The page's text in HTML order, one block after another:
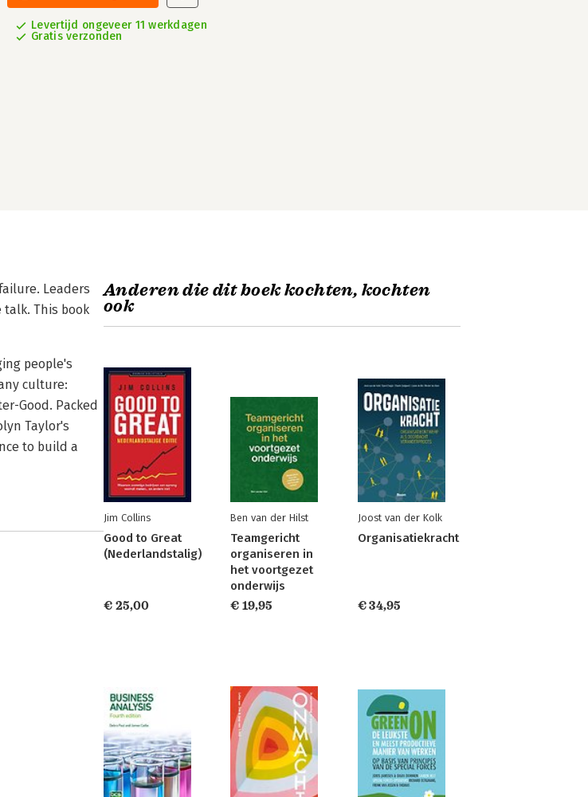
Levertijd ongeveer 11 werkdagen
Gratis verzonden
Leaders
This book
people's
culture:
Good. Packed
Taylor's
to build a
Anderen die dit boek kochten, kochten
ook
Jim Collins
Good to Great
(Nederlandstalig)
€ 25,00
Ben van der Hilst
Teamgericht
organiseren in
het voortgezet
onderwijs
€ 19,95
Joost van der Kolk
Organisatiekracht
€ 34,95